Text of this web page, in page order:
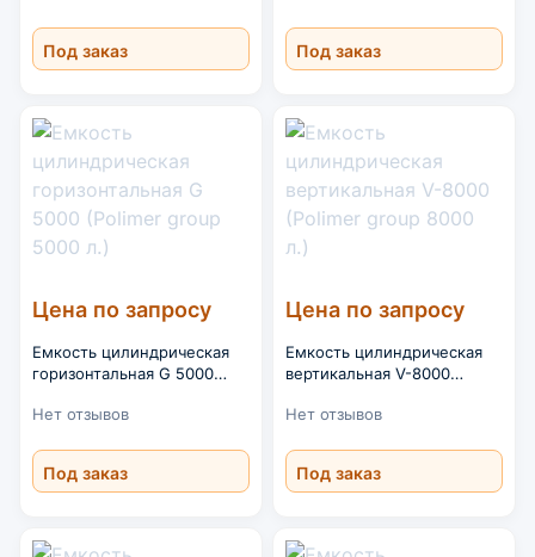
Под заказ Под заказ
Цена по запросу
Емкость цилиндрическая
горизонтальная G 5000
Нет отзывов
Под заказ
Цена по запросу
Емкость цилиндрическая
вертикальная V-8000
Нет отзывов
Под заказ